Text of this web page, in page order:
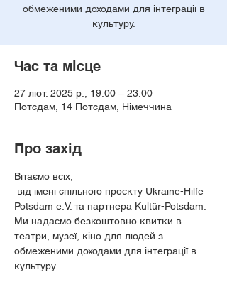
обмеженими доходами для інтеграції в
культуру.
Час та місце
27 лют. 2025 р., 19:00 – 23:00
Потсдам, 14 Потсдам, Німеччина
Про захід
Вітаємо всіх,
від імені спільного проєкту Ukraine-Hilfe
Potsdam e.V. та партнера Kultür-Potsdam.
Ми надаємо безкоштовно квитки в
театри, музеї, кіно для людей з
обмеженими доходами для інтеграції в
культуру.